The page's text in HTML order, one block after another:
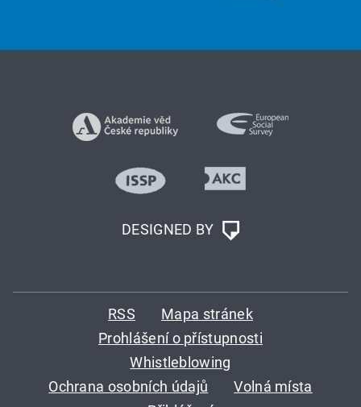
DESIGNED BY
RSS
Mapa stránek
Prohlášení o přístupnosti
Whistleblowing
Ochrana osobních údajů
Volná místa